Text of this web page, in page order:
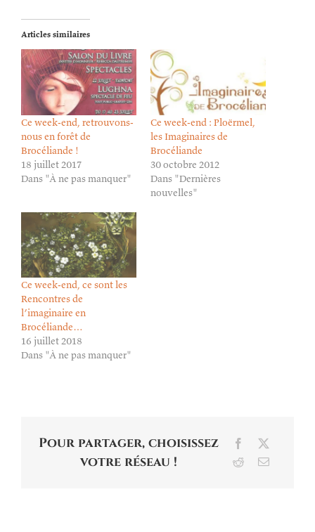
Articles similaires
Ce week-end, retrouvons-
nous en forêt de
Brocéliande !
18 juillet 2017
Dans "À ne pas manquer"
Ce week-end : Ploërmel,
les Imaginaires de
Brocéliande
30 octobre 2012
Dans "Dernières
nouvelles"
Ce week-end, ce sont les
Rencontres de
l’imaginaire en
Brocéliande…
16 juillet 2018
Dans "À ne pas manquer"
Pour partager, choisissez
votre réseau !
Facebook
RedditEmail